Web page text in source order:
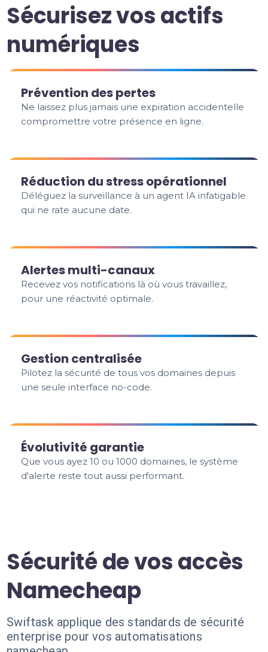
Sécurisez vos actifs
numériques
Prévention des pertes
Ne laissez plus jamais une expiration accidentelle
compromettre votre présence en ligne.
Réduction du stress opérationnel
Déléguez la surveillance à un agent IA infatigable
qui ne rate aucune date.
Alertes multi-canaux
Recevez vos notifications là où vous travaillez,
pour une réactivité optimale.
Gestion centralisée
Pilotez la sécurité de tous vos domaines depuis
une seule interface no-code.
Évolutivité garantie
Que vous ayez 10 ou 1000 domaines, le système
d'alerte reste tout aussi performant.
Sécurité de vos accès
Namecheap
Swiftask applique des standards de sécurité
enterprise pour vos automatisations